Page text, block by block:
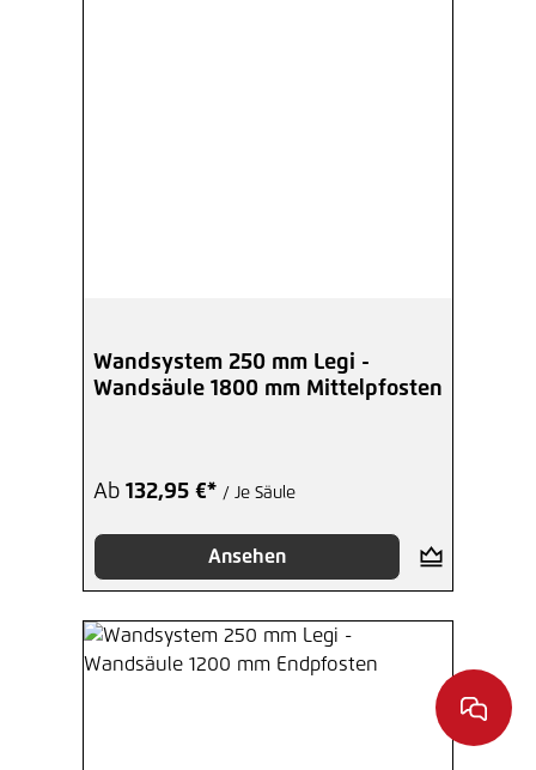
Wandsystem 250 mm Legi -
Wandsäule 1800 mm Mittelpfosten
Ab 132,95 €* / Je Säule
Ansehen